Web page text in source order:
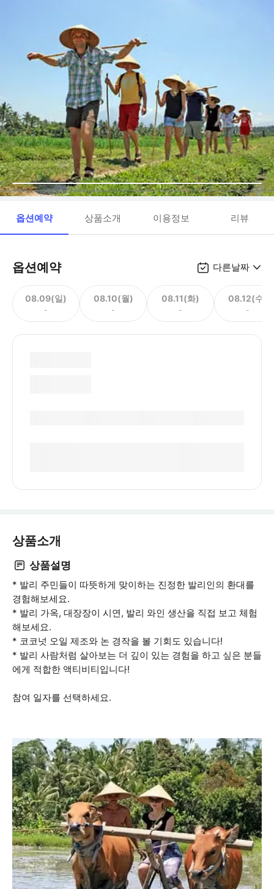
옵션예약 상품소개 이용정보 리뷰
옵션예약 다른날짜
08.09(일)
-
08.10(월)
-
08.11(화)
-
08.12(수)
-
상품소개
상품설명
* 발리 주민들이 따뜻하게 맞이하는 진정한 발리인의 환대를
경험해보세요.
* 발리 가옥, 대장장이 시연, 발리 와인 생산을 직접 보고 체험
해보세요.
* 코코넛 오일 제조와 논 경작을 볼 기회도 있습니다!
* 발리 사람처럼 살아보는 더 깊이 있는 경험을 하고 싶은 분들
에게 적합한 액티비티입니다!
참여 일자를 선택하세요.